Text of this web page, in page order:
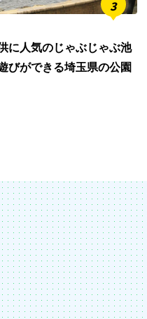
に人気のじゃぶじゃぶ池
びができる埼玉県の公園